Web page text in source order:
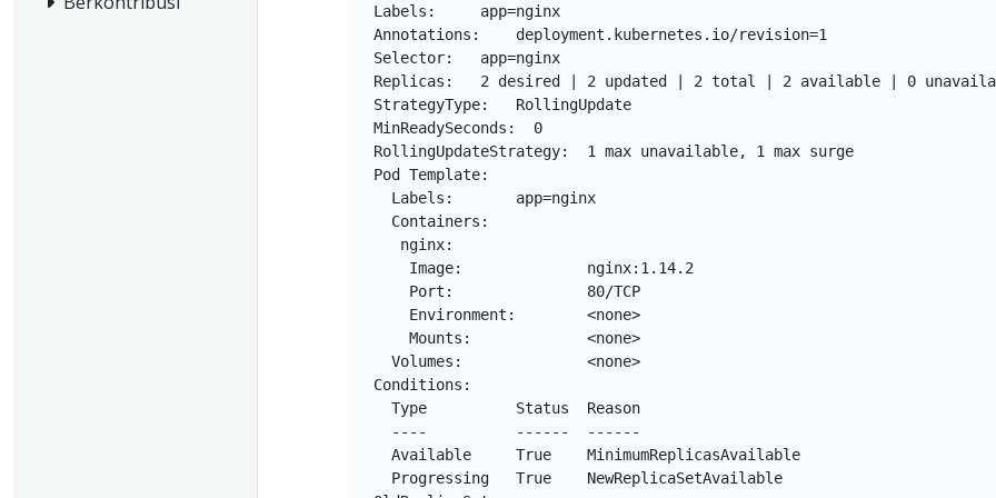
Labels:     app=nginx
Annotations:    deployment.kubernetes.io/revision=1
Selector:   app=nginx
Replicas:   2 desired | 2 updated | 2 total | 2 available | 0
StrategyType:   RollingUpdate
MinReadySeconds:  0
RollingUpdateStrategy:  1 max unavailable, 1 max surge
Pod Template:
   Labels:       app=nginx
   Containers:
    nginx:
     Image:              nginx:1.14.2
     Port:               80/TCP
     Environment:        <none>
     Mounts:             <none>
   Volumes:              <none>
Conditions:
   Type          Status  Reason
   ----          ------  ------
   Available     True    MinimumReplicasAvailable
   Progressing   True    NewReplicaSetAvailable